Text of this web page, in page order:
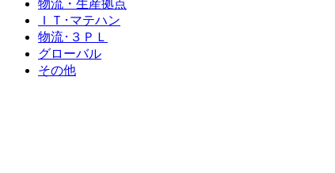
物流・生産拠点
ＩＴ･マテハン
物流･３ＰＬ
グローバル
その他